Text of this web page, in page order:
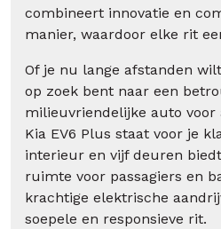
combineert innovatie en
manier, waardoor elke rit
Of je nu lange afstanden
op zoek bent naar een
milieuvriendelijke auto voor
Kia EV6 Plus staat voor je
interieur en vijf deuren
ruimte voor passagiers en
krachtige elektrische
soepele en responsieve rit.